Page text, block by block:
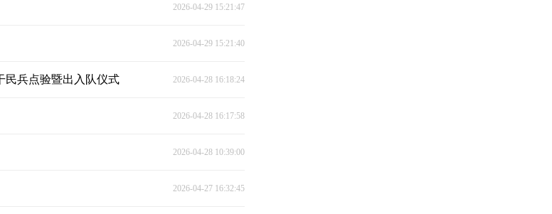
2026-04-29 15:21:47
2026-04-29 15:21:40
兵点验暨出入队仪式 2026-04-28 16:18:24
2026-04-28 16:17:58
2026-04-28 10:39:00
2026-04-27 16:32:45